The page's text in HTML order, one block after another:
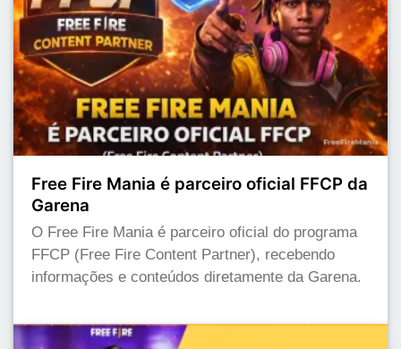
Free Fire Mania é parceiro oficial FFCP da
Garena
O Free Fire Mania é parceiro oficial do programa
FFCP (Free Fire Content Partner), recebendo
informações e conteúdos diretamente da Garena.